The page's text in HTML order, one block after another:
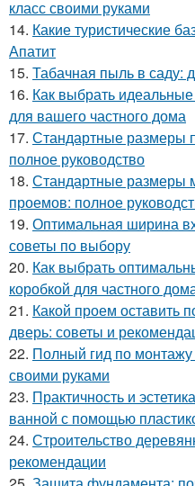
класс своими руками
14. Какие туристические
Апатит
15. Табачная пыль в саду:
16. Как выбрать
для вашего частного дома
17. Стандартные размеры
полное руководство
18. Стандартные размеры
проемов: полное
19. Оптимальная ширина
советы по выбору
20. Как выбрать
коробкой для частного
21. Какой проем оставить
дверь: советы и
22. Полный гид по
своими руками
23. Практичность и
ванной с помощью
24. Строительство
рекомендации